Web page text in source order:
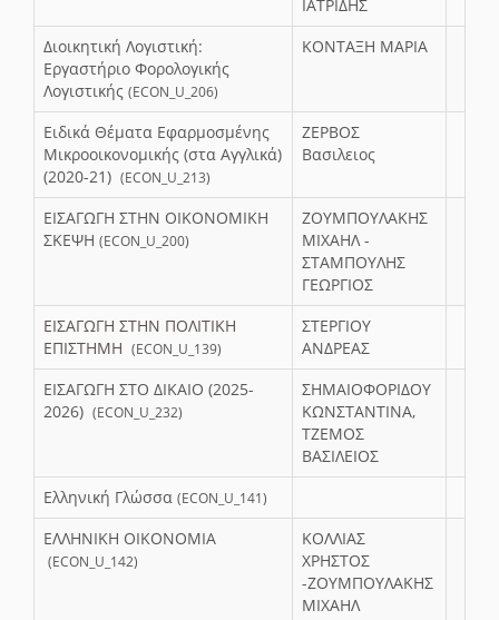
ΙΑΤΡΙΔΗΣ
Διοικητική Λογιστική:
Εργαστήριο Φορολογικής
Λογιστικής (ECON_U_206)
ΚΟΝΤΑΞΗ ΜΑΡΙΑ
Ειδικά Θέματα Εφαρμοσμένης
Μικροοικονομικής (στα Αγγλικά)
(2020-21) (ECON_U_213)
ΖΕΡΒΟΣ
Βασιλειος
ΕΙΣΑΓΩΓΗ ΣΤΗΝ ΟΙΚΟΝΟΜΙΚΗ
ΣΚΕΨΗ (ECON_U_200)
ΖΟΥΜΠΟΥΛΑΚΗΣ
ΜΙΧΑΗΛ -
ΣΤΑΜΠΟΥΛΗΣ
ΓΕΩΡΓΙΟΣ
ΕΙΣΑΓΩΓΗ ΣΤΗΝ ΠΟΛΙΤΙΚΗ
ΕΠΙΣΤΗΜΗ (ECON_U_139)
ΣΤΕΡΓΙΟΥ
ΑΝΔΡΕΑΣ
ΕΙΣΑΓΩΓΗ ΣΤΟ ΔΙΚΑΙΟ (2025-
2026) (ECON_U_232)
ΣΗΜΑΙΟΦΟΡΙΔΟΥ
ΚΩΝΣΤΑΝΤΙΝΑ,
ΤΖΕΜΟΣ
ΒΑΣΙΛΕΙΟΣ
Ελληνική Γλώσσα (ECON_U_141)
ΕΛΛΗΝΙΚΗ ΟΙΚΟΝΟΜΙΑ
(ECON_U_142)
ΚΟΛΛΙΑΣ
ΧΡΗΣΤΟΣ
-ΖΟΥΜΠΟΥΛΑΚΗΣ
ΜΙΧΑΗΛ